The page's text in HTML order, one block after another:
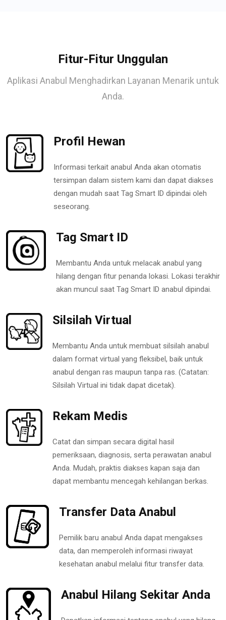
Fitur-Fitur Unggulan
Aplikasi Anabul Menghadirkan Layanan Menarik untuk
Anda.
Profil Hewan
Informasi terkait anabul Anda akan otomatis
tersimpan dalam sistem kami dan dapat diakses
dengan mudah saat Tag Smart ID dipindai oleh
seseorang.
Tag Smart ID
Membantu Anda untuk melacak anabul yang
hilang dengan fitur penanda lokasi. Lokasi terakhir
akan muncul saat Tag Smart ID anabul dipindai.
Silsilah Virtual
Membantu Anda untuk membuat silsilah anabul
dalam format virtual yang fleksibel, baik untuk
anabul dengan ras maupun tanpa ras. (Catatan:
Silsilah Virtual ini tidak dapat dicetak).
Rekam Medis
Catat dan simpan secara digital hasil
pemeriksaan, diagnosis, serta perawatan anabul
Anda. Mudah, praktis diakses kapan saja dan
dapat membantu mencegah kehilangan berkas.
Transfer Data Anabul
Pemilik baru anabul Anda dapat mengakses
data, dan memperoleh informasi riwayat
kesehatan anabul melalui fitur transfer data.
Anabul Hilang Sekitar Anda